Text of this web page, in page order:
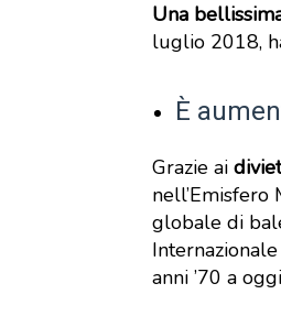
Una
luglio 2018,
È
Grazie ai
globale di
anni ’70 a